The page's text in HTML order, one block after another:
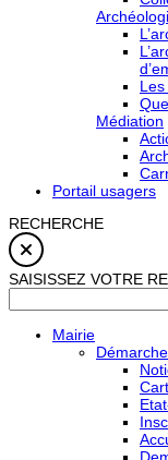
Médiation
Portail usagers
RECHERCHE
SAISISSEZ VOTRE
Mairie